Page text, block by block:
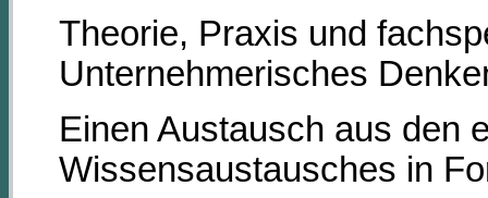
Theorie, Praxis und
Unternehmerisches
Einen Austausch aus den
Wissensaustausches in